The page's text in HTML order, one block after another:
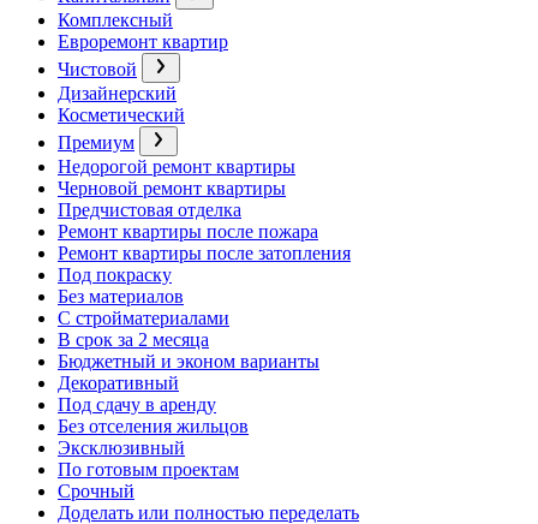
Комплексный
Евроремонт квартир
Чистовой
Дизайнерский
Косметический
Премиум
Недорогой ремонт квартиры
Черновой ремонт квартиры
Предчистовая отделка
Ремонт квартиры после пожара
Ремонт квартиры после затопления
Под покраску
Без материалов
С стройматериалами
В срок за 2 месяца
Бюджетный и эконом варианты
Декоративный
Под сдачу в аренду
Без отселения жильцов
Эксклюзивный
По готовым проектам
Срочный
Доделать или полностью переделать